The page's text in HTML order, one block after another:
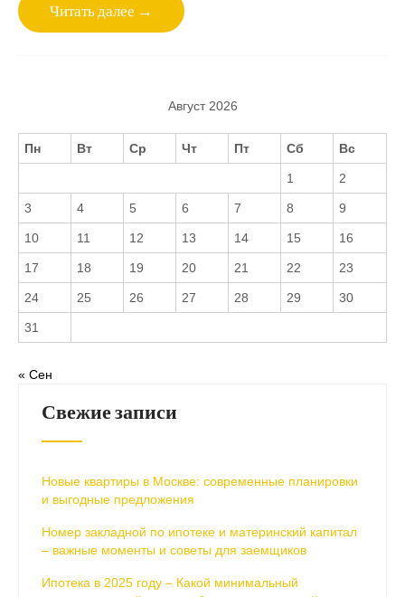
Читать далее →
Август 2026
Пн Вт Ср Чт Пт Сб Вс
1 2
3 4 5 6 7 8 9
10 11 12 13 14 15 16
17 18 19 20 21 22 23
24 25 26 27 28 29 30
31
« Сен
Свежие записи
Новые квартиры в Москве: современные планировки
и выгодные предложения
Номер закладной по ипотеке и материнский капитал
– важные моменты и советы для заемщиков
Ипотека в 2025 году – Какой минимальный